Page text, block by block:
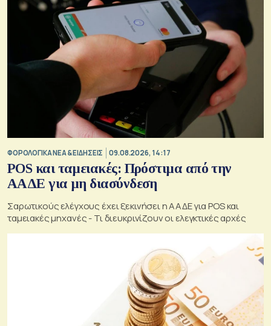
ΦΟΡΟΛΟΓΙΚΑ ΝΕΑ & EΙΔΗΣΕΙΣ 09.08.2026, 14:17
POS και ταμειακές: Πρόστιμα από την
ΑΑΔΕ για μη διασύνδεση
Σαρωτικούς ελέγχους έχει ξεκινήσει η ΑΑΔΕ για POS και
ταμειακές μηχανές - Τι διευκρινίζουν οι ελεγκτικές αρχές